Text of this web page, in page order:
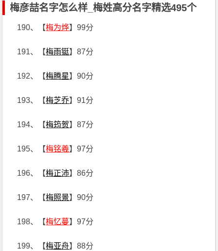
梅彦喆名字怎么样_梅姓高分名字精选495个
190、【梅为烨】99分
191、【梅雨铤】87分
192、【梅腾星】90分
193、【梅芝乔】91分
194、【梅筠贺】87分
195、【梅铭羲】97分
196、【梅正沛】86分
197、【梅照景】90分
198、【梅忆蔓】97分
199、【梅亚舟】88分